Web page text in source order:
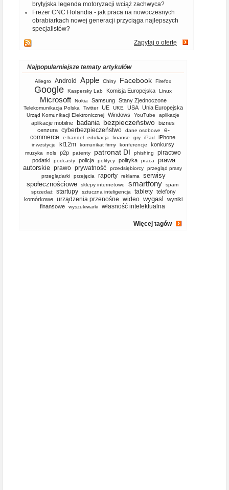
brytyjska legenda motoryzacji wciąż zachwyca?
Frezer CNC Holandia - jak praca na nowoczesnych
obrabiarkach nowej generacji przyciąga najlepszych
specjalistów?
Zapytaj o ofertę
Najpopularniejsze tematy artykułów
Allegro Android Apple Chiny Facebook Firefox
Google Kaspersky Lab Komisja Europejska Linux
Microsoft Nokia Samsung Stany Zjednoczone
Telekomunikacja Polska Twitter UE UKE USA Unia Europejska
Urząd Komunikacji Elektronicznej Windows YouTube aplikacje
aplikacje mobilne badania bezpieczeństwo biznes
cenzura cyberbezpieczeństwo dane osobowe
e-
commerce
e-handel edukacja finanse gry iPad iPhone
inwestycje kf12m komunikat firmy konferencje konkursy
muzyka nols p2p patenty patronat DI phishing piractwo
podatki podcasty policja politycy polityka praca
prawa
autorskie prawo prywatność przedsiębiorcy
przegląd prasy
przeglądarki
przejęcia raporty reklama
serwisy
społecznościowe
sklepy internetowe smartfony
spam
sprzedaż
startupy sztuczna inteligencja tablety telefony
komórkowe
urządzenia przenośne wideo wygasl
wyniki
finansowe
wyszukiwarki własność intelektualna
Więcej tagów